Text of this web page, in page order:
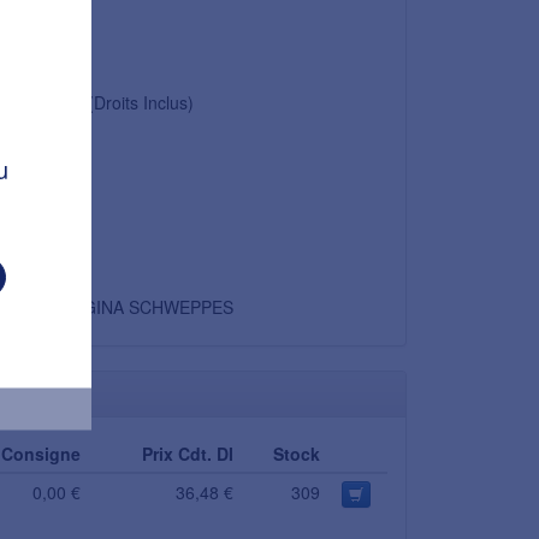
(Droits Inclus)
ORANGINA SCHWEPPES
Consigne Prix Cdt. DI
Stock
0,00 € 36,48 € 309